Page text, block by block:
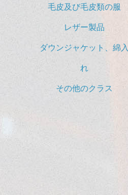
毛皮及び毛皮類の服
レザー製品
ダウンジャケット、綿入
れ
その他のクラス